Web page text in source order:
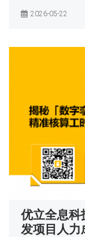
2026-05-22
优立全息
发项目人力